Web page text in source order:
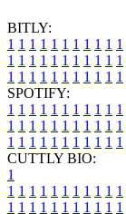
BITLY:
1 1 1 1 1 1 1 1 1 1 1
1 1 1 1 1 1 1 1 1 1 1
1 1 1 1 1 1 1 1 1 1 1
SPOTIFY:
1 1 1 1 1 1 1 1 1 1 1
1 1 1 1 1 1 1 1 1 1 1
1 1 1 1 1 1 1 1 1 1 1
CUTTLY BIO:
1
1 1 1 1 1 1 1 1 1 1 1
1 1 1 1 1 1 1 1 1 1 1